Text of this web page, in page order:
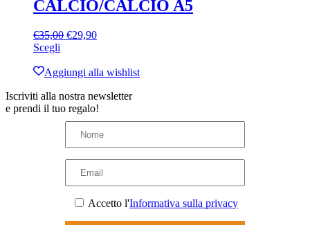
del
CALCIO/CALCIO A5
€35,00 Il
era:
€29,90Il
è:
Scegli
ha
varianti.
Le
opzioni
possono
essere
scelte
pagina
prodotto
Aggiungi alla wishlist
Iscriviti alla nostra newsletter
e prendi il tuo regalo!
Accetto l'Informativa sulla privacy